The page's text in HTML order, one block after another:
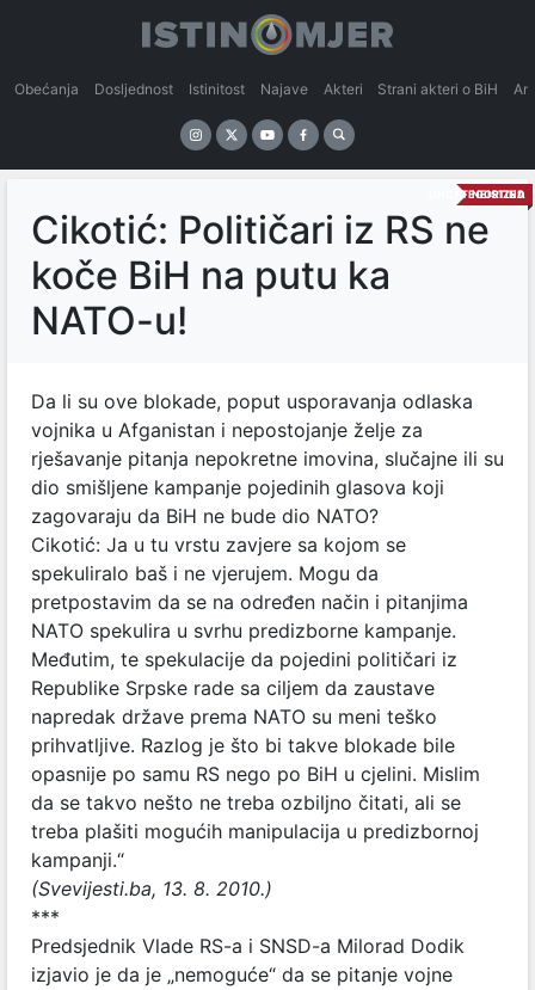
Obećanja Dosljednost Istinitost Najave Akteri Strani akteri o BiH
NEISTINA
UNCATEGORIZED
Cikotić: Političari iz RS ne
koče BiH na putu ka
NATO-u!
Da li su ove blokade, poput usporavanja odlaska
vojnika u Afganistan i nepostojanje želje za
rješavanje pitanja nepokretne imovina, slučajne ili su
dio smišljene kampanje pojedinih glasova koji
zagovaraju da BiH ne bude dio NATO?
Cikotić: Ja u tu vrstu zavjere sa kojom se
spekuliralo baš i ne vjerujem. Mogu da
pretpostavim da se na određen način i pitanjima
NATO spekulira u svrhu predizborne kampanje.
Međutim, te spekulacije da pojedini političari iz
Republike Srpske rade sa ciljem da zaustave
napredak države prema NATO su meni teško
prihvatljive. Razlog je što bi takve blokade bile
opasnije po samu RS nego po BiH u cjelini. Mislim
da se takvo nešto ne treba ozbiljno čitati, ali se
treba plašiti mogućih manipulacija u predizbornoj
kampanji.“
(Svevijesti.ba, 13. 8. 2010.)
***
Predsjednik Vlade RS-a i SNSD-a Milorad Dodik
izjavio je da je „nemoguće“ da se pitanje vojne